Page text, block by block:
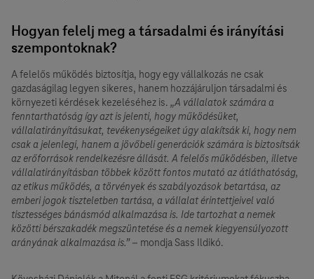
Hogyan felelj meg a társadalmi és irányítási
szempontoknak?
A felelős működés biztosítja, hogy egy vállalkozás ne csak
gazdaságilag legyen sikeres, hanem hozzájáruljon társadalmi és
környezeti kérdések kezeléséhez is. „A vállalatok számára a
fenntarthatóság így azt is jelenti, hogy működésüket,
vállalatirányításukat, tevékenységeiket úgy alakítsák ki, hogy nem
csak a jelenlegi, hanem a jövőbeli generációk számára is biztosítsák
az erőforrások rendelkezésre állását. A felelős működésben, illetve
vállalatirányításban többek között fontos mutató az átláthatóság,
az etikus működés, a törvények és szabályozások betartása, az
emberi jogok tiszteletben tartása, a vállalat érintettjeivel való
tisztességes bánásmód alkalmazása is. Ide tartozhat a nemek
közötti bérszakadék megszüntetése és a nemek kiegyensúlyozott
arányának alkalmazása is.”– mondja Sass Ildikó.